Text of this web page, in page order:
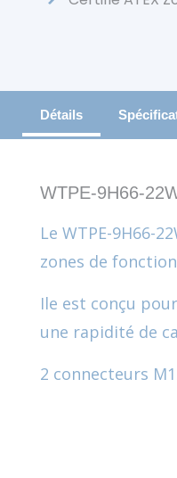
Détails
WTPE-9H66-
Le WTPE-9H66-
zones de
Ile est conçu
une rapidité de
2 connecteurs